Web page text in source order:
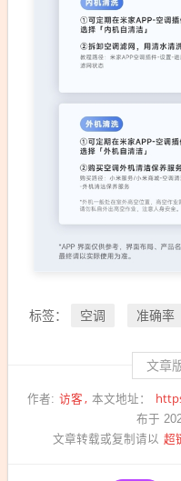
标签： 空调 准确率
文章
作者: 访客 本文地址：
布于
文章转载或复制请以 超